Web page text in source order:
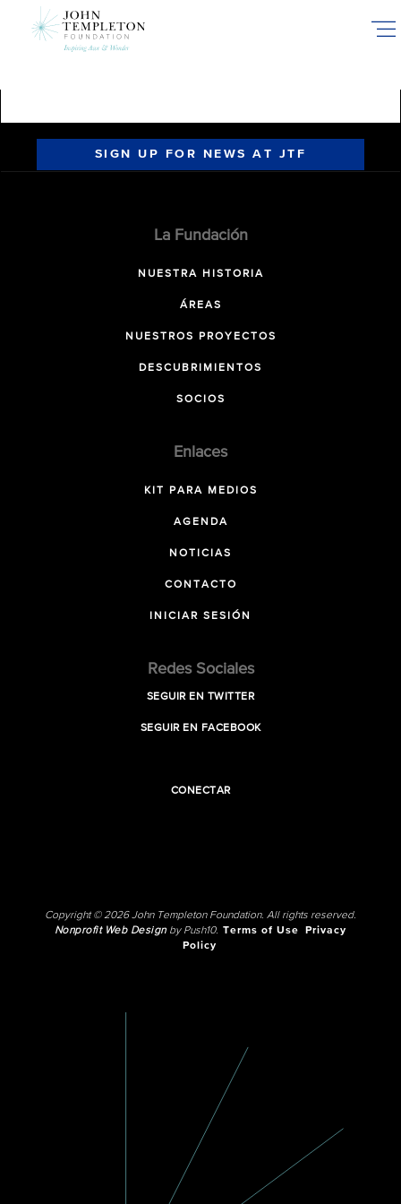
SIGN UP FOR NEWS AT JTF
La Fundación
NUESTRA HISTORIA
ÁREAS
NUESTROS PROYECTOS
DESCUBRIMIENTOS
SOCIOS
Enlaces
KIT PARA MEDIOS
AGENDA
NOTICIAS
CONTACTO
INICIAR SESIÓN
Redes Sociales
SEGUIR EN TWITTER
SEGUIR EN FACEBOOK
CONECTAR
Copyright © 2026 John Templeton Foundation. All rights reserved.
Nonprofit Web Designby Push10. Terms of Use
Privacy
Policy